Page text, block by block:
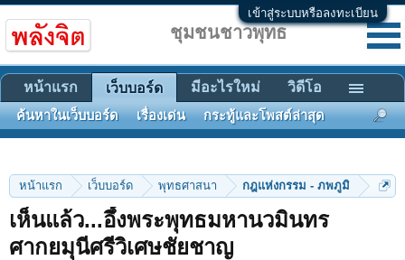
เข้าสู่ระบบหรือลงทะเบียน
หน้าแรก เว็บบอร์ด พุทธศาสนา กฎแห่งกรรม - ภพภูมิ
เห็นแล้ว...อึ้งพระพุทธมหานวมินทร
ศากยมุนีศรีวิเศษชัยชาญ
ชุมชนชาวพุทธ
หน้าแรก เว็บบอร์ด
ค้นหาในเว็บบอร์ด เรื่องเด่น กระทู้และโพสต์ล่าสุด
มีอะไรใหม่ วิดีโอ